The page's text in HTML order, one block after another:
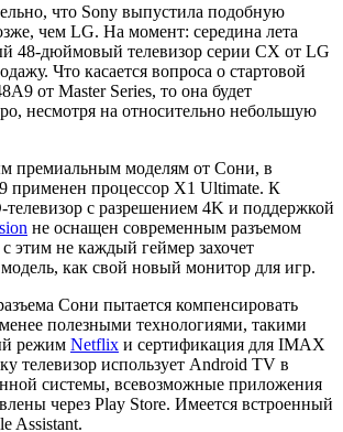
что Sony выпустила подобную
чем LG. На момент: середина лета
48-дюймовый телевизор серии CX от LG
Что касается вопроса о стартовой
от Master Series, то она будет
несмотря на относительно небольшую
премиальным моделям от Сони, в
применен процессор X1 Ultimate. К
с разрешением 4K и поддержкой
не оснащен современным разъемом
этим не каждый геймер захочет
модель, как свой новый монитор для игр.
Сони пытается компенсировать
полезными технологиями, такими
режим Netflix и сертификация для IMAX
телевизор использует Android TV в
системы, всевозможные приложения
через Play Store. Имеется встроенный
Assistant.